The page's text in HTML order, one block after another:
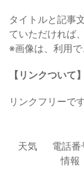
タイトルと記事
ていただければ
※画像は、利用で
【リンクついて】
リンクフリーです
天気 電話番
情報